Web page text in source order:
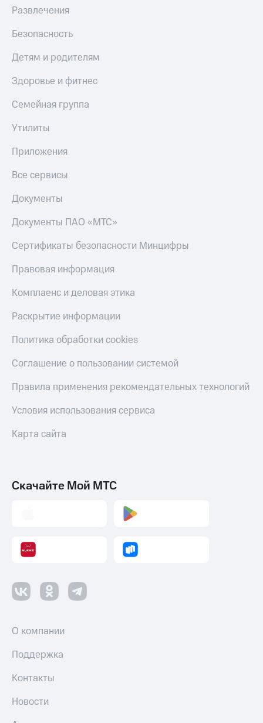
Развлечения
Безопасность
Детям и родителям
Здоровье и фитнес
Семейная группа
Утилиты
Приложения
Все сервисы
Документы
Документы ПАО «МТС»
Сертификаты безопасности Минцифры
Правовая информация
Комплаенс и деловая этика
Раскрытие информации
Политика обработки cookies
Соглашение о пользовании системой
Правила применения рекомендательных технологий
Условия использования сервиса
Карта сайта
Скачайте Мой МТС
О компании
Поддержка
Контакты
Новости